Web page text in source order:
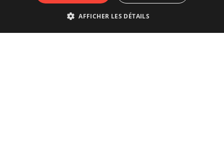
AFFICHER LES DÉTAILS